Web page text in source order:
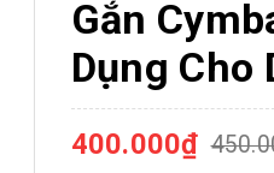
Gắn
Dụng Cho
400.000₫